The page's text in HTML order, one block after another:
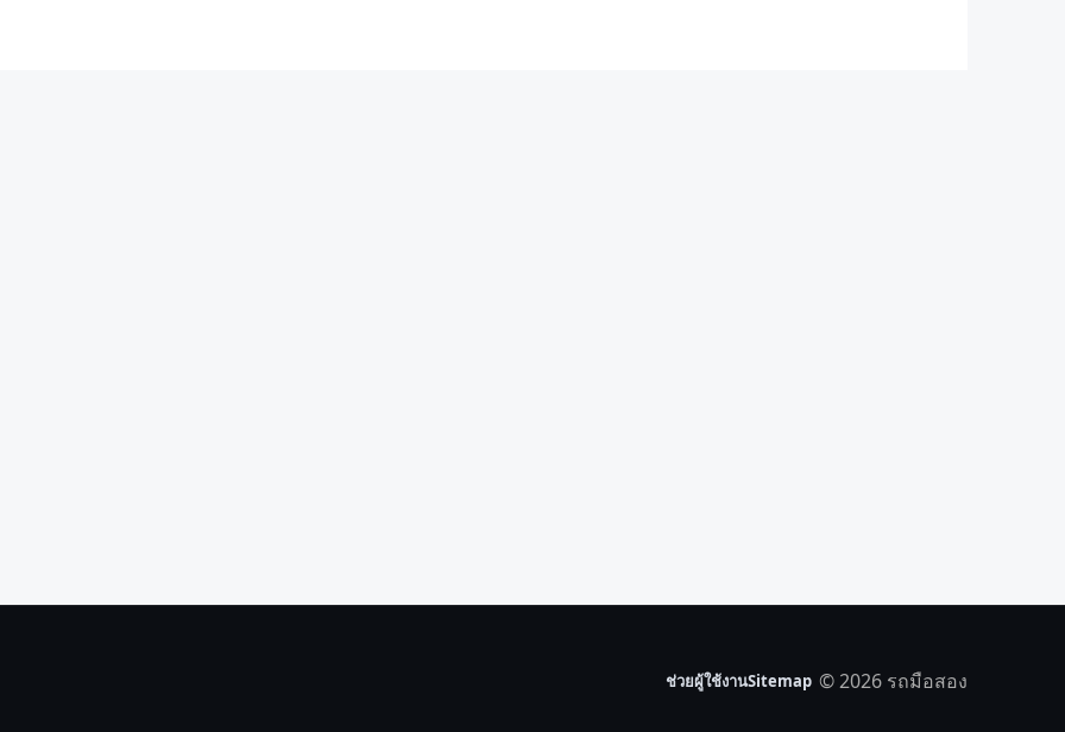
ช่วยผู้ใช้งานSitemap © 2026 รถมือสอง